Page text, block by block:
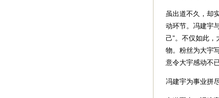
虽出道不久，却
动环节。冯建宇
己”。不仅如此
物。粉丝为大宇
意令大宇感动不
冯建宇为事业拼